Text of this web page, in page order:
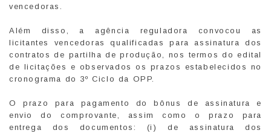
vencedoras.
Além disso, a agência reguladora convocou as
licitantes vencedoras qualificadas para assinatura dos
contratos de partilha de produção, nos termos do edital
de licitações e observados os prazos estabelecidos no
cronograma do 3º Ciclo da OPP.
O prazo para pagamento do bônus de assinatura e
envio do comprovante, assim como o prazo para
entrega dos documentos: (i) de assinatura dos